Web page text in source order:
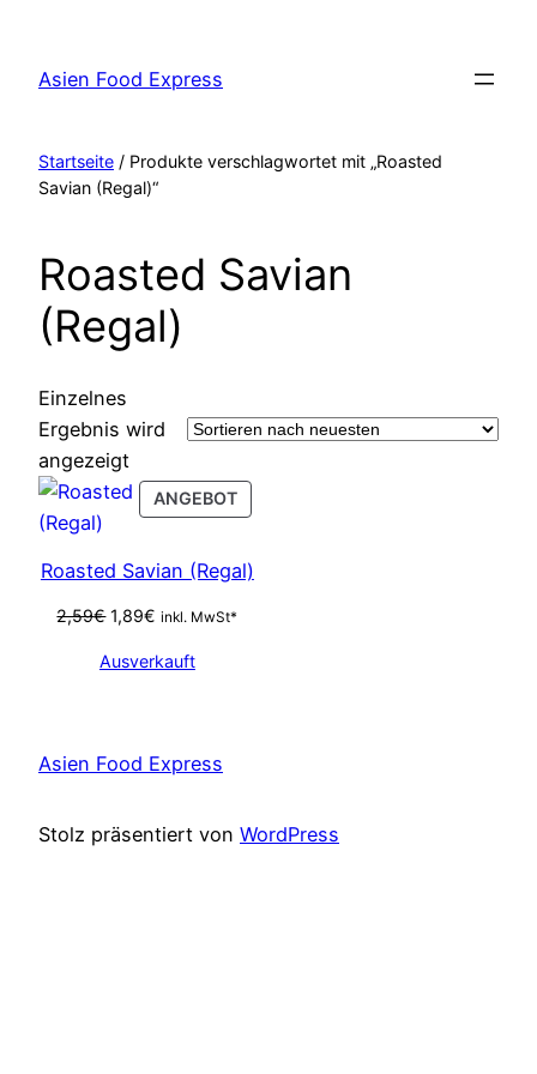
springen
Asien Food Express
Startseite / Produkte verschlagwortet mit „Roasted
Savian (Regal)“
Roasted Savian
(Regal)
Einzelnes
Ergebnis wird
angezeigt
ANGEBOTPRODUCT
ON
Roasted Savian (Regal)
2,59€ Ursprünglicher
war:
1,89€ Aktueller
ist:
inkl. MwSt*
Ausverkauft
Asien Food Express
Stolz präsentiert von WordPress